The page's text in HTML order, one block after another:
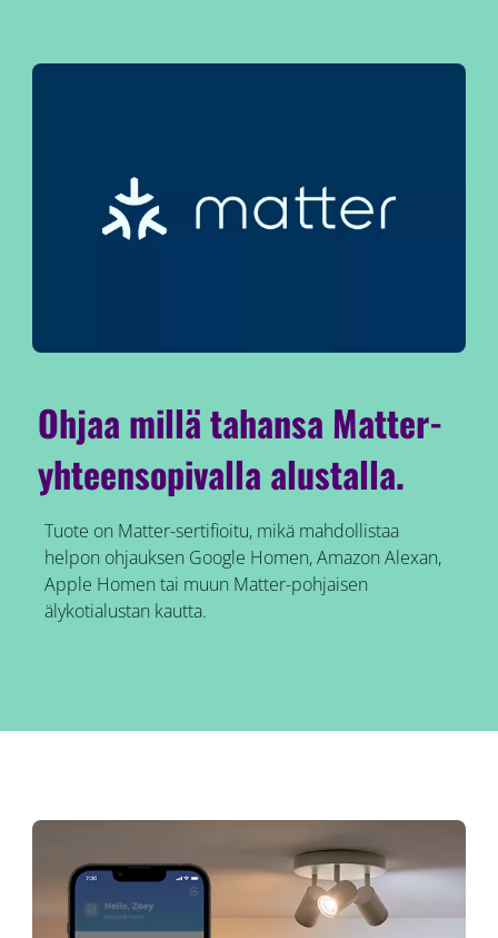
Ohjaa millä tahansa Matter-
yhteensopivalla alustalla.
Tuote on Matter-sertifioitu, mikä mahdollistaa
helpon ohjauksen Google Homen, Amazon Alexan,
Apple Homen tai muun Matter-pohjaisen
älykotialustan kautta.